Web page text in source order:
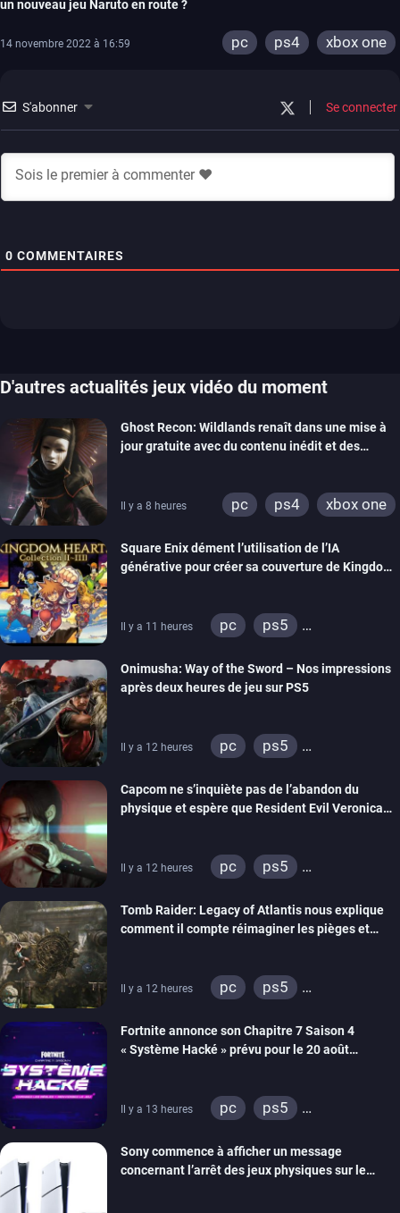
un nouveau jeu Naruto en route ?
14 novembre 2022 à 16:59 pc ps4 xbox one
S'abonner Se connecter
0 COMMENTAIRES
D'autres actualités jeux vidéo du moment
Ghost Recon: Wildlands renaît dans une mise à
jour gratuite avec du contenu inédit et des
Il y a 8 heures pc ps4 xbox one
Square Enix dément l’utilisation de l’IA
générative pour créer sa couverture de Kingdom
Il y a 11 heures pc
ps5
Onimusha: Way of the Sword – Nos impressions
après deux heures de jeu sur PS5
Il y a 12 heures pc
ps5
Capcom ne s’inquiète pas de l’abandon du
physique et espère que Resident Evil Veronica
Il y a 12 heures pc
ps5
Tomb Raider: Legacy of Atlantis nous explique
comment il compte réimaginer les pièges et
Il y a 12 heures pc
ps5
Fortnite annonce son Chapitre 7 Saison 4
« Système Hacké » prévu pour le 20 août
Il y a 13 heures pc
ps5
ios
android
xbox one
switch 2
Sony commence à afficher un message
concernant l’arrêt des jeux physiques sur le